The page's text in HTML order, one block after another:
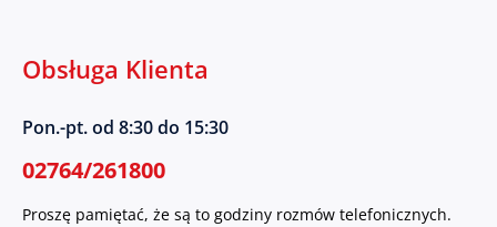
Obsługa Klienta
Pon.-pt. od 8:30 do 15:30
02764/261800
Proszę pamiętać, że są to godziny rozmów telefonicznych.